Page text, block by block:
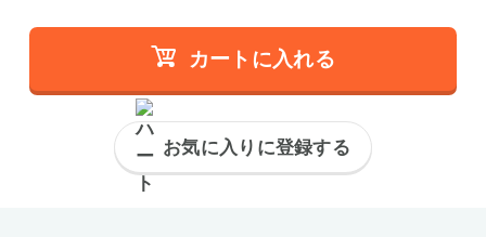
カートに入れる
お気に入りに登録する